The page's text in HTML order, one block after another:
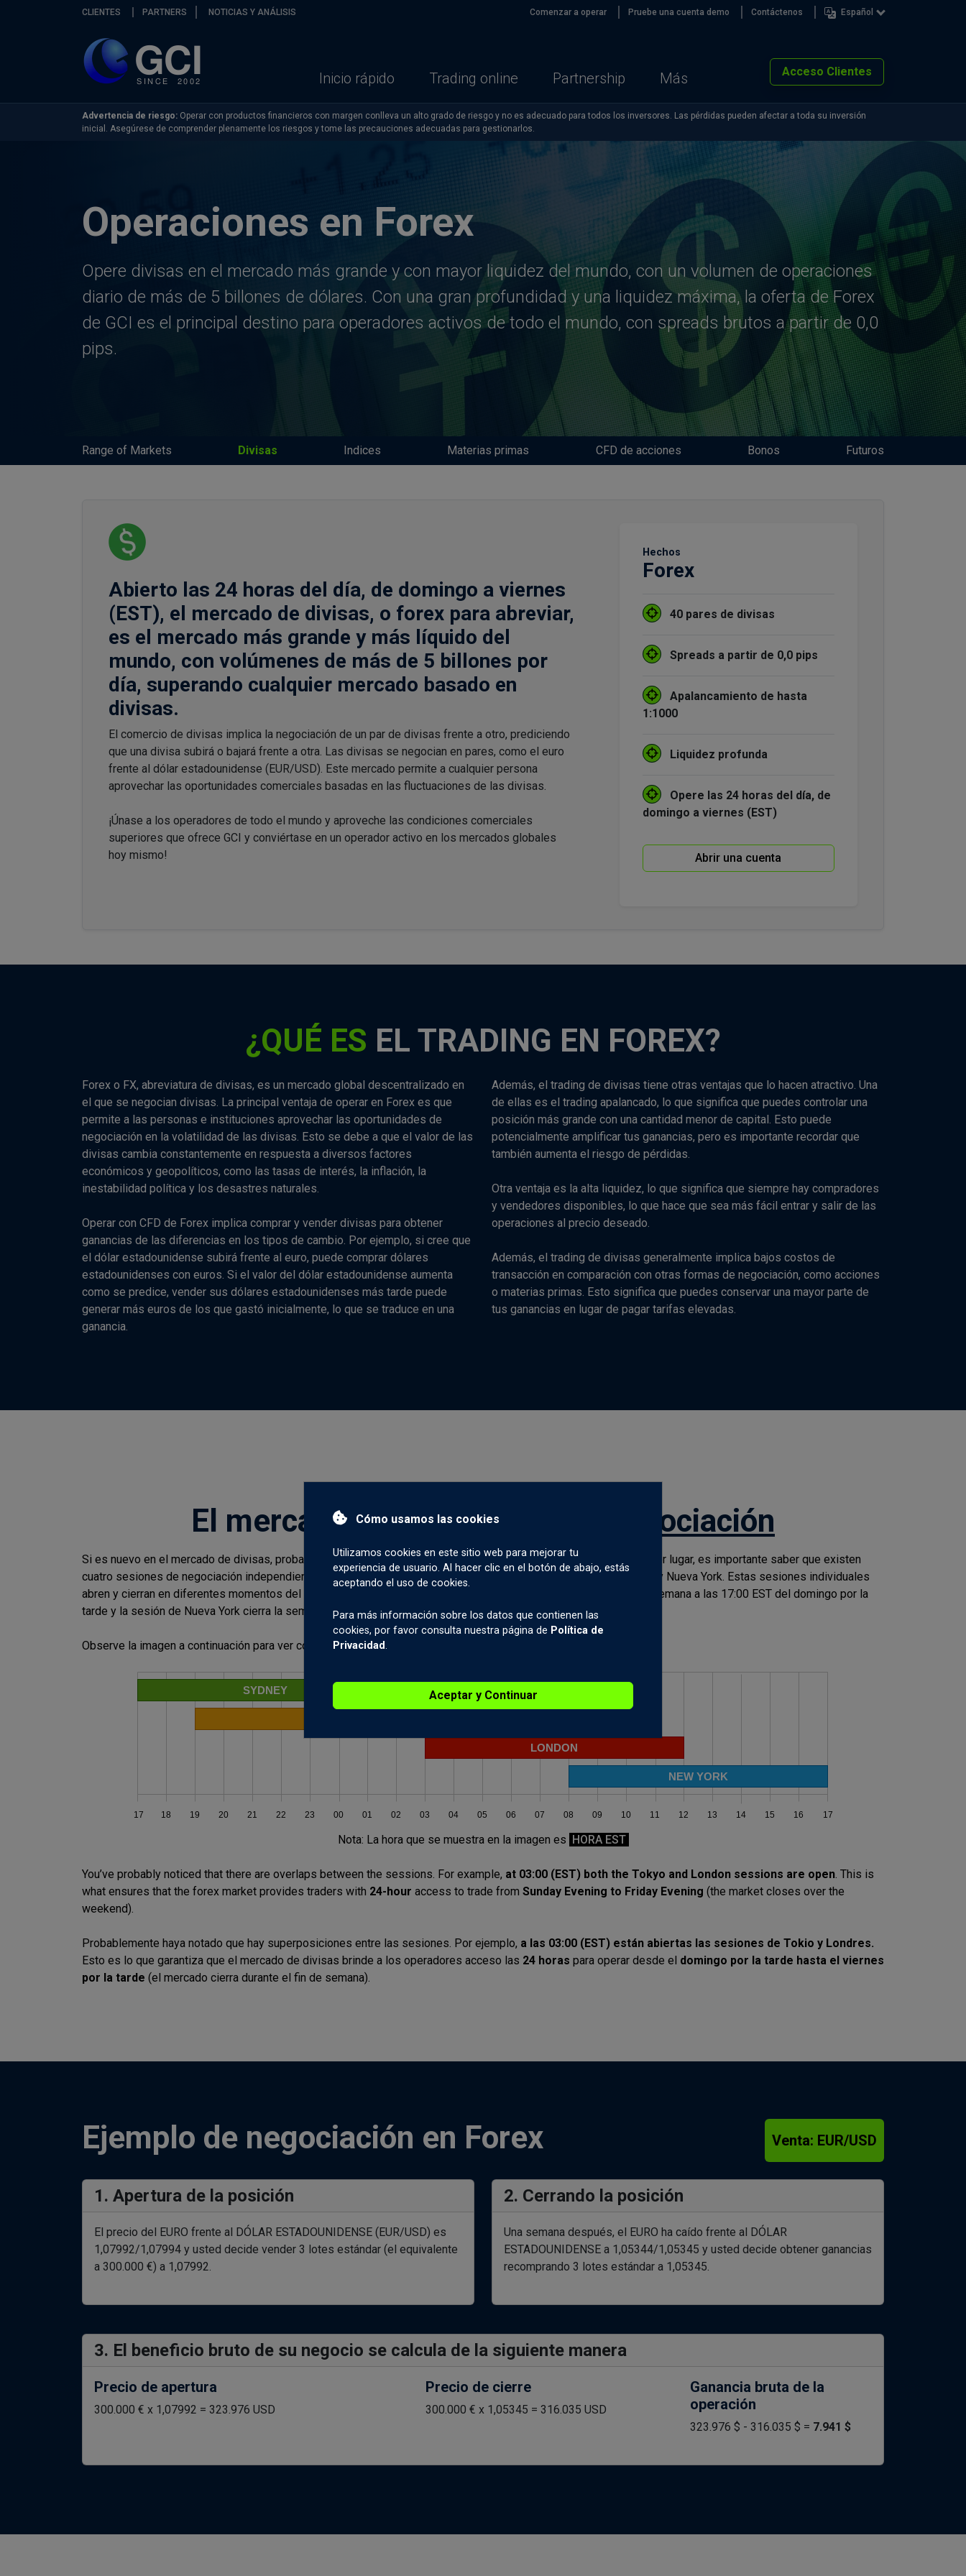
CLIENTES PARTNERS NOTICIAS Y ANÁLISIS Comenzar a operar Pruebe una cuenta demo Contáctenos Español
Inicio rápido Trading online Partnership Más Acceso Clientes
Advertencia de riesgo: Operar con productos financieros con margen conlleva un alto grado de riesgo y no es adecuado para todos los inversores. Las pérdidas pueden afectar a toda su inversión
inicial. Asegúrese de comprender plenamente los riesgos y tome las precauciones adecuadas para gestionarlos.
Operaciones en Forex
Opere divisas en el mercado más grande y con mayor liquidez del mundo, con un volumen de operaciones
diario de más de 5 billones de dólares. Con una gran profundidad y una liquidez máxima, la oferta de Forex
de GCI es el principal destino para operadores activos de todo el mundo, con spreads brutos a partir de 0,0
pips.
Range of Markets Divisas Indices Materias primas CFD de acciones Bonos Futuros
Abierto las 24 horas del día, de domingo a viernes
(EST), el mercado de divisas, o forex para abreviar,
es el mercado más grande y más líquido del
mundo, con volúmenes de más de 5 billones por
día, superando cualquier mercado basado en
divisas.
El comercio de divisas implica la negociación de un par de divisas frente a otro, prediciendo
que una divisa subirá o bajará frente a otra. Las divisas se negocian en pares, como el euro
frente al dólar estadounidense (EUR/USD). Este mercado permite a cualquier persona
aprovechar las oportunidades comerciales basadas en las fluctuaciones de las divisas.
¡Únase a los operadores de todo el mundo y aproveche las condiciones comerciales
superiores que ofrece GCI y conviértase en un operador activo en los mercados globales
hoy mismo!
Hechos
Forex
40 pares de divisas
Spreads a partir de 0,0 pips
Apalancamiento de hasta
1:1000
Liquidez profunda
Opere las 24 horas del día, de
domingo a viernes (EST)
Abrir una cuenta
¿QUÉ ES EL TRADING EN FOREX?
Forex o FX, abreviatura de divisas, es un mercado global descentralizado en
el que se negocian divisas. La principal ventaja de operar en Forex es que
permite a las personas e instituciones aprovechar las oportunidades de
negociación en la volatilidad de las divisas. Esto se debe a que el valor de las
divisas cambia constantemente en respuesta a diversos factores
económicos y geopolíticos, como las tasas de interés, la inflación, la
inestabilidad política y los desastres naturales.
Operar con CFD de Forex implica comprar y vender divisas para obtener
ganancias de las diferencias en los tipos de cambio. Por ejemplo, si cree que
el dólar estadounidense subirá frente al euro, puede comprar dólares
estadounidenses con euros. Si el valor del dólar estadounidense aumenta
como se predice, vender sus dólares estadounidenses más tarde puede
generar más euros de los que gastó inicialmente, lo que se traduce en una
ganancia.
Además, el trading de divisas tiene otras ventajas que lo hacen atractivo. Una
de ellas es el trading apalancado, lo que significa que puedes controlar una
posición más grande con una cantidad menor de capital. Esto puede
potencialmente amplificar tus ganancias, pero es importante recordar que
también aumenta el riesgo de pérdidas.
Otra ventaja es la alta liquidez, lo que significa que siempre hay compradores
y vendedores disponibles, lo que hace que sea más fácil entrar y salir de las
operaciones al precio deseado.
Además, el trading de divisas generalmente implica bajos costos de
transacción en comparación con otras formas de negociación, como acciones
o materias primas. Esto significa que puedes conservar una mayor parte de
tus ganancias en lugar de pagar tarifas elevadas.
El mercado Forex:Horario de negociación
Si es nuevo en el mercado de divisas, probablemente se pregunte: "¿cuándo abre el mercado de divisas?". En primer lugar, es importante saber que existen
cuatro sesiones de negociación independientes en el mercado de divisas: las sesiones de Sídney, Tokio, Londres y Nueva York. Estas sesiones individuales
abren y cierran en diferentes momentos del día durante un período de 24 horas. La sesión de Sídney comienza la semana a las 17:00 EST del domingo por la
tarde y la sesión de Nueva York cierra la semana a las 17:00 EST del viernes por la tarde.
Observe la imagen a continuación para ver cómo funcionan las sesiones del mercado de divisas.
Nota: La hora que se muestra en la imagen es HORA EST
You’ve probably noticed that there are overlaps between the sessions. For example, at 03:00 (EST) both the Tokyo and London sessions are open. This is
what ensures that the forex market provides traders with 24-hour access to trade from Sunday Evening to Friday Evening (the market closes over the
weekend).
Probablemente haya notado que hay superposiciones entre las sesiones. Por ejemplo, a las 03:00 (EST) están abiertas las sesiones de Tokio y Londres.
Esto es lo que garantiza que el mercado de divisas brinde a los operadores acceso las 24 horas para operar desde el domingo por la tarde hasta el viernes
por la tarde (el mercado cierra durante el fin de semana).
Ejemplo de negociación en Forex Venta: EUR/USD
1. Apertura de la posición
El precio del EURO frente al DÓLAR ESTADOUNIDENSE (EUR/USD) es
1,07992/1,07994 y usted decide vender 3 lotes estándar (el equivalente
a 300.000 €) a 1,07992.
2. Cerrando la posición
Una semana después, el EURO ha caído frente al DÓLAR
ESTADOUNIDENSE a 1,05344/1,05345 y usted decide obtener ganancias
recomprando 3 lotes estándar a 1,05345.
3. El beneficio bruto de su negocio se calcula de la siguiente manera
Precio de apertura
300.000 € x 1,07992 = 323.976 USD
Precio de cierre
300.000 € x 1,05345 = 316.035 USD
Ganancia bruta de la
operación
323.976 $ - 316.035 $ = 7.941 $
Cómo usamos las cookies
Utilizamos cookies en este sitio web para mejorar tu
experiencia de usuario. Al hacer clic en el botón de abajo, estás
aceptando el uso de cookies.
Para más información sobre los datos que contienen las
cookies, por favor consulta nuestra página de Política de
Privacidad.
Aceptar y Continuar